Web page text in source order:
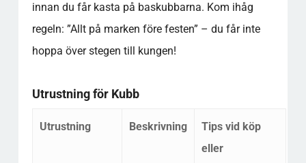
innan du får kasta på baskubbarna. Kom ihåg
regeln: ”Allt på marken före festen” – du får inte
hoppa över stegen till kungen!
Utrustning för Kubb
Utrustning Beskrivning
Tips vid köp
eller